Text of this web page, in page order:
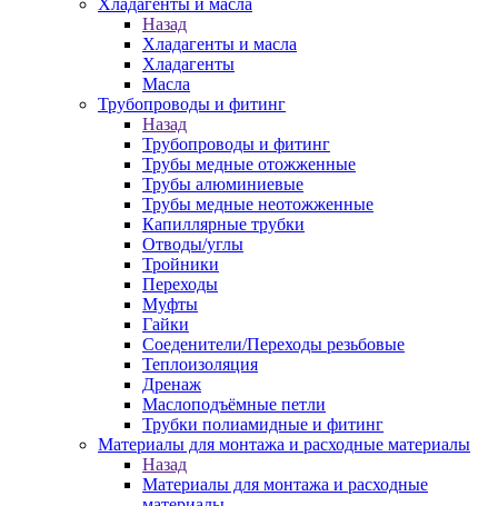
Хладагенты и масла
Назад
Хладагенты и масла
Хладагенты
Масла
Трубопроводы и фитинг
Назад
Трубопроводы и фитинг
Трубы медные отожженные
Трубы алюминиевые
Трубы медные неотожженные
Капиллярные трубки
Отводы/углы
Тройники
Переходы
Муфты
Гайки
Соеденители/Переходы резьбовые
Теплоизоляция
Дренаж
Маслоподъёмные петли
Трубки полиамидные и фитинг
Материалы для монтажа и расходные материалы
Назад
Материалы для монтажа и расходные